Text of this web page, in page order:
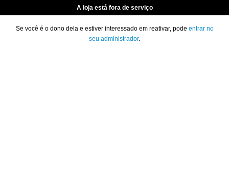
A loja está fora de serviço
Se você é o dono dela e estiver interessado em reativar, pode entrar no
seu administrador.